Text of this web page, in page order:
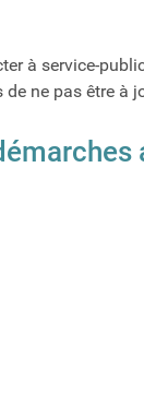
à service-
ne pas être à